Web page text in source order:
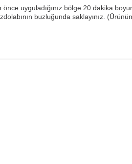
uyguladığınız bölge 20 dakika
buzluğunda saklayınız.